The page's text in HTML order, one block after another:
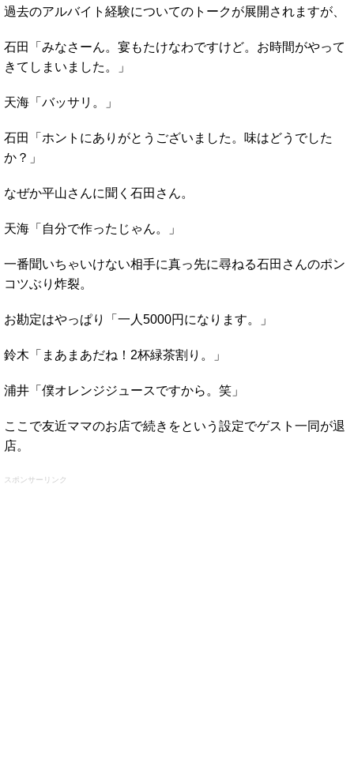
過去のアルバイト経験についてのトークが展開されますが、
石田「みなさーん。宴もたけなわですけど。お時間がやって
きてしまいました。」
天海「バッサリ。」
石田「ホントにありがとうございました。味はどうでした
か？」
なぜか平山さんに聞く石田さん。
天海「自分で作ったじゃん。」
一番聞いちゃいけない相手に真っ先に尋ねる石田さんのポン
コツぶり炸裂。
お勘定はやっぱり「一人5000円になります。」
鈴木「まあまあだね！2杯緑茶割り。」
浦井「僕オレンジジュースですから。笑」
ここで友近ママのお店で続きをという設定でゲスト一同が退
店。
スポンサーリンク